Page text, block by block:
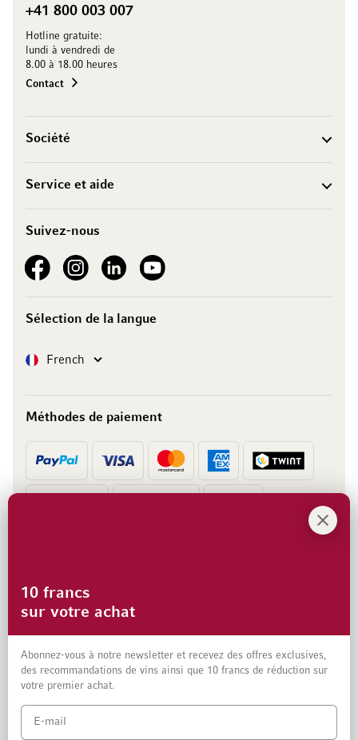
+41 800 003 007
Hotline gratuite:
lundi à vendredi de
8.00 à 18.00 heures
Contact
Société
Service et aide
Suivez-nous
See our FacebookSee our Instagram account
See our LinkedInSee our YouTube channel
Sélection de la langue
LangueFrench
Méthodes de paiement
Protection des données et clause de non-responsabilité
10 francs
sur votre achat
Abonnez-vous à notre newsletter et recevez des offres exclusives,
des recommandations de vins ainsi que 10 francs de réduction sur
votre premier achat.